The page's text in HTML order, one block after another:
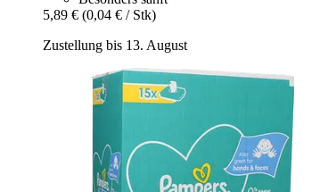
5,89 € (0,04 € / Stk)
Zustellung bis 13. August